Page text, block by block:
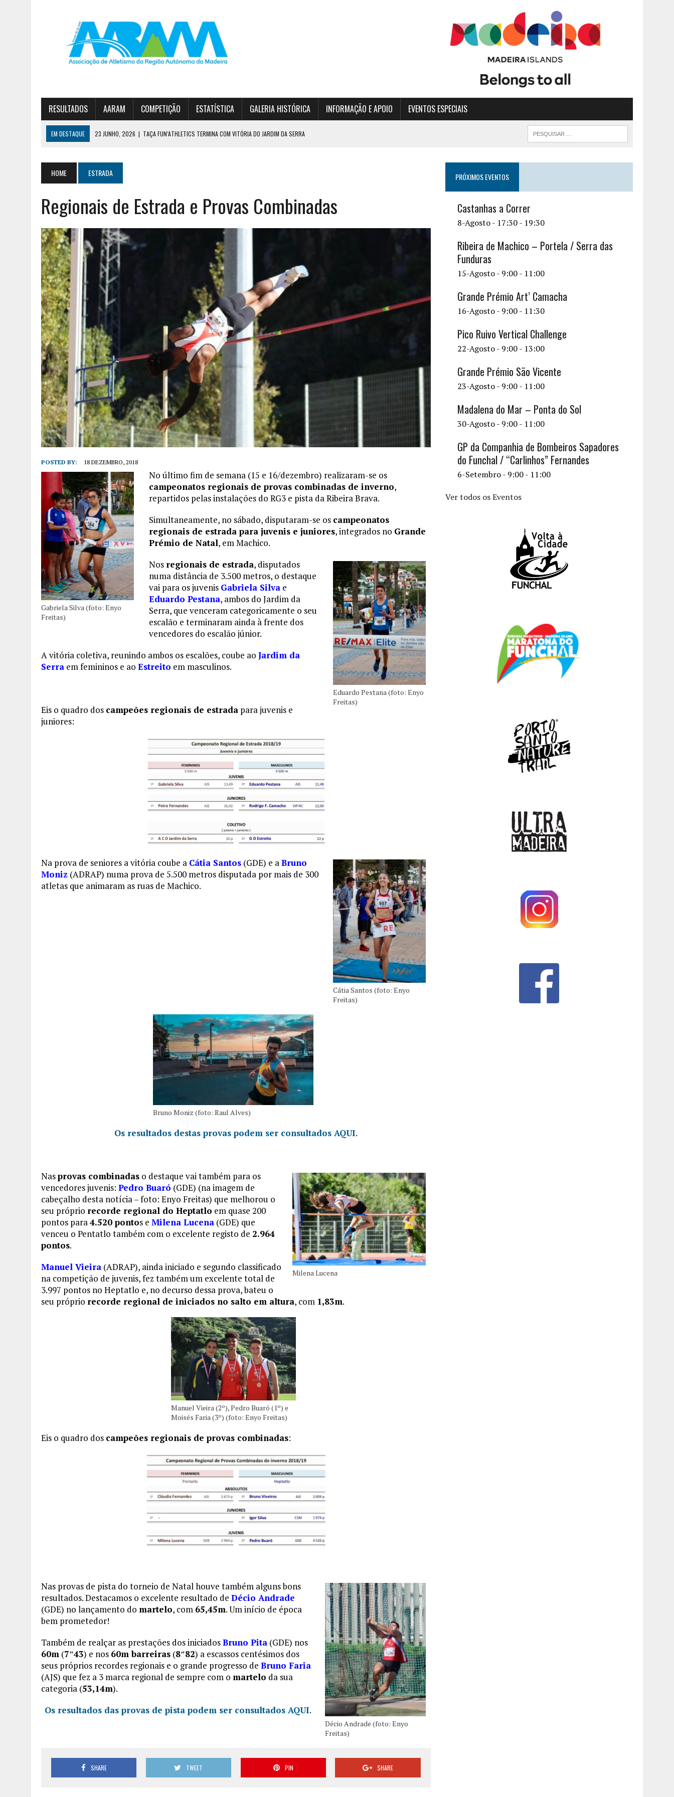
RESULTADOS AARAM COMPETIÇÃO ESTATÍSTICA GALERIA HISTÓRICA INFORMAÇÃO E APOIO EVENTOS ESPECIAIS
EM DESTAQUE 23 JUNHO, 2026 | TAÇA FUN’ATHLETICS TERMINA COM VITÓRIA DO JARDIM DA SERRA
HOME ESTRADA
Regionais de Estrada e Provas Combinadas
POSTED BY: 18 DEZEMBRO, 2018
Gabriela Silva (foto: Enyo
Freitas)
No último fim de semana (15 e 16/dezembro) realizaram-se os
campeonatos regionais de provas combinadas de inverno,
repartidos pelas instalações do RG3 e pista da Ribeira Brava.
Simultaneamente, no sábado, disputaram-se os campeonatos
regionais de estrada para juvenis e juniores, integrados no Grande
Prémio de Natal, em Machico.
Eduardo Pestana (foto: Enyo
Freitas)
Nos regionais de estrada, disputados
numa distância de 3.500 metros, o destaque
vai para os juvenis Gabriela Silva e
Eduardo Pestana, ambos do Jardim da
Serra, que venceram categoricamente o seu
escalão e terminaram ainda à frente dos
vencedores do escalão júnior.
A vitória coletiva, reunindo ambos os escalões, coube ao Jardim da
Serra em femininos e ao Estreito em masculinos.
Eis o quadro dos campeões regionais de estrada para juvenis e
juniores:
Cátia Santos (foto: Enyo
Freitas)
Na prova de seniores a vitória coube a Cátia Santos (GDE) e aBruno
Moniz (ADRAP) numa prova de 5.500 metros disputada por mais de 300
atletas que animaram as ruas de Machico.
Bruno Moniz (foto: Raul Alves)
Os resultados destas provas podem ser consultados AQUI.
Milena Lucena
Nasprovas combinadas o destaque vai também para os
vencedores juvenis: Pedro Buaró (GDE) (na imagem de
cabeçalho desta notícia – foto: Enyo Freitas) que melhorou o
seu próprio recorde regional do Heptatlo em quase 200
pontos para 4.520 pontos e Milena Lucena (GDE) que
venceu o Pentatlo também com o excelente registo de 2.964
pontos.
Manuel Vieira (ADRAP), ainda iniciado e segundo classificado
na competição de juvenis, fez também um excelente total de
3.997 pontos no Heptatlo e, no decurso dessa prova, bateu o
seu próprio recorde regional de iniciados no salto em altura, com 1,83m.
Manuel Vieira (2º), Pedro Buaró (1º) e
Moisés Faria (3º) (foto: Enyo Freitas)
Eis o quadro dos campeões regionais de provas combinadas:
Décio Andrade (foto: Enyo
Freitas)
Nas provas de pista do torneio de Natal houve também alguns bons
resultados. Destacamos o excelente resultado de Décio Andrade
(GDE) no lançamento do martelo, com 65,45m. Um início de época
bem prometedor!
Também de realçar as prestações dos iniciadosBruno Pita (GDE) nos
60m (7″43) e nos 60m barreiras (8″82) a escassos centésimos dos
seus próprios recordes regionais e o grande progresso de Bruno Faria
(AJS) que fez a 3 marca regional de sempre com o martelo da sua
categoria (53,14m).
Os resultados das provas de pista podem ser consultados AQUI.
SHARE TWEET PIN SHARE
PRÓXIMOS EVENTOS
Castanhas a Correr
8-Agosto - 17:30- 19:30
Ribeira de Machico – Portela / Serra das
Funduras
15-Agosto - 9:00- 11:00
Grande Prémio Art’ Camacha
16-Agosto - 9:00- 11:30
Pico Ruivo Vertical Challenge
22-Agosto - 9:00- 13:00
Grande Prémio São Vicente
23-Agosto - 9:00- 11:00
Madalena do Mar – Ponta do Sol
30-Agosto - 9:00- 11:00
GP da Companhia de Bombeiros Sapadores
do Funchal / “Carlinhos” Fernandes
6-Setembro - 9:00- 11:00
Ver todos os Eventos